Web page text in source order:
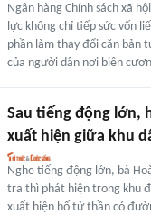
Ngân hàng Chính sách xã
lực không chỉ tiếp sức vốn
phần làm thay đổi căn bản
của người dân nơi biên
Sau tiếng động lớn,
xuất hiện giữa khu
Nghe tiếng động lớn, bà
tra thì phát hiện trong khu
xuất hiện hố tử thần có